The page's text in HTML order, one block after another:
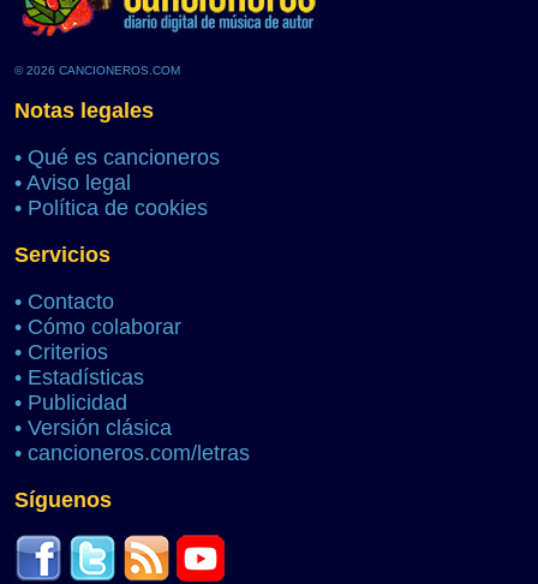
© 2026 CANCIONEROS.COM
Notas legales
• Qué es cancioneros
• Aviso legal
• Política de cookies
Servicios
• Contacto
• Cómo colaborar
• Criterios
• Estadísticas
• Publicidad
• Versión clásica
• cancioneros.com/letras
Síguenos